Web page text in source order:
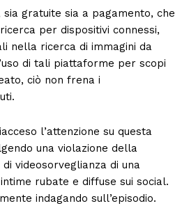
gratuite sia a pagamento, che
per dispositivi connessi,
nella ricerca di immagini da
di tali piattaforme per scopi
ciò non frena i
l’attenzione su questa
una violazione della
videosorveglianza di una
rubate e diffuse sui social.
indagando sull’episodio.